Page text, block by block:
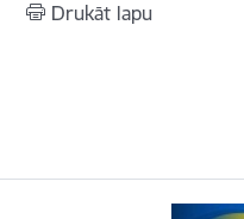
Drukāt lapu